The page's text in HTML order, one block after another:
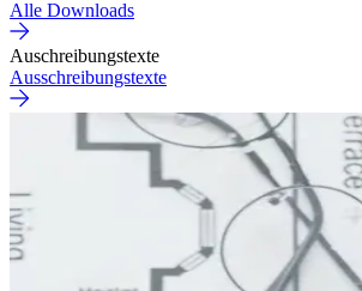
Alle Downloads
Auschreibungstexte
Ausschreibungstexte